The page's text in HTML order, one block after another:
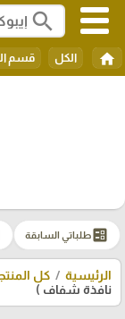
search
home الكل قسم
ballotطلباتي السابقة
الرئيسية كل
نافذة شفاف )